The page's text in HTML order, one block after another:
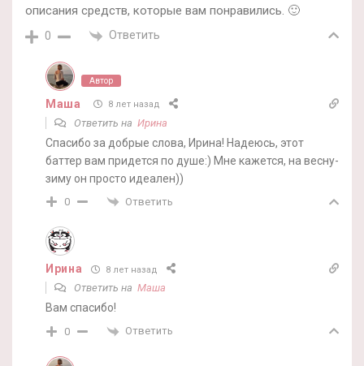
описания средств, которые вам понравились. 🙂
0 Ответить
Автор
Маша 8 лет назад
Ответить на Ирина
Спасибо за добрые слова, Ирина! Надеюсь, этот
баттер вам придется по душе:) Мне кажется, на весну-
зиму он просто идеален))
0 Ответить
Ирина 8 лет назад
Ответить на Маша
Вам спасибо!
0 Ответить